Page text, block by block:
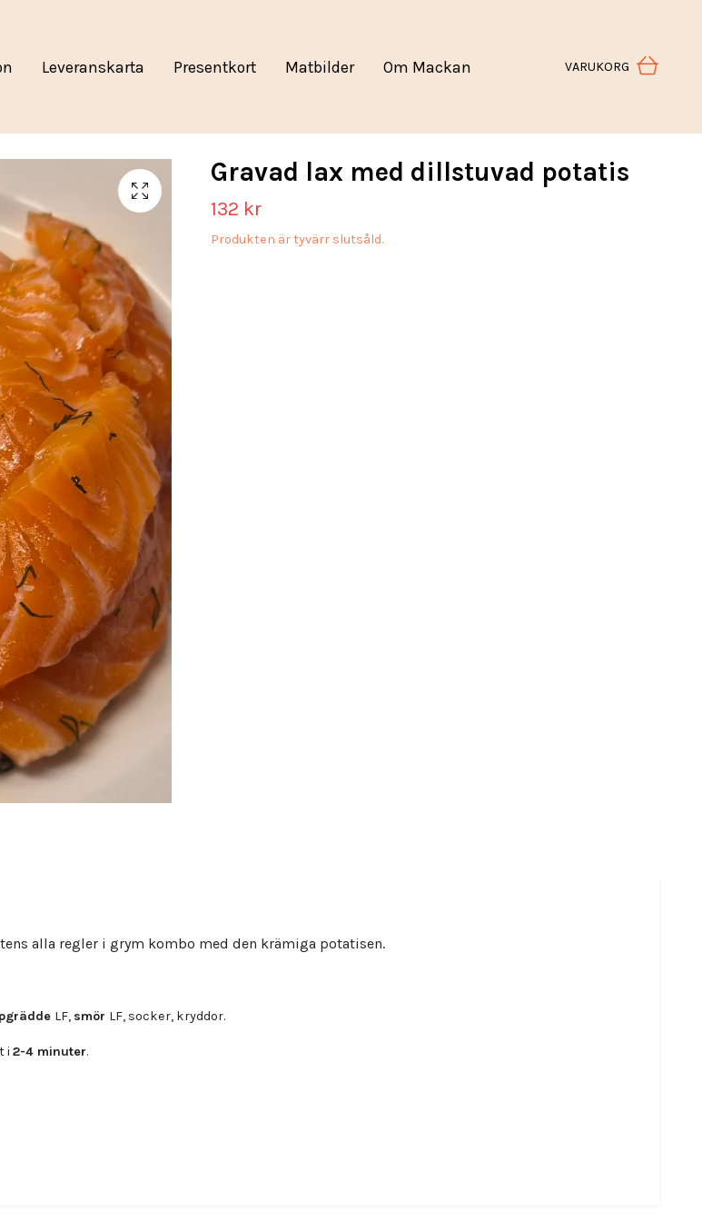
Leveranskarta Presentkort Matbilder Om Mackan VARUKORG
Gravad lax med dillstuvad potatis
132 kr
Produkten är tyvärr slutsåld.
alla regler i grym kombo med den krämiga potatisen.
LF, smör LF, socker, kryddor.
i 2-4 minuter.